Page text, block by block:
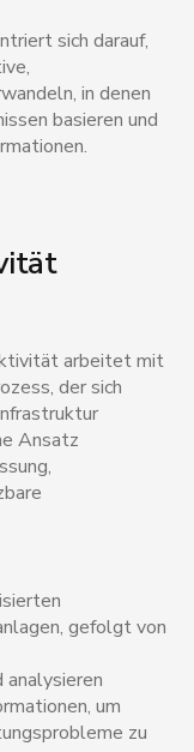
sich darauf,
in denen
basieren und
arbeitet mit
der sich
Ansatz
gefolgt von
um
zu